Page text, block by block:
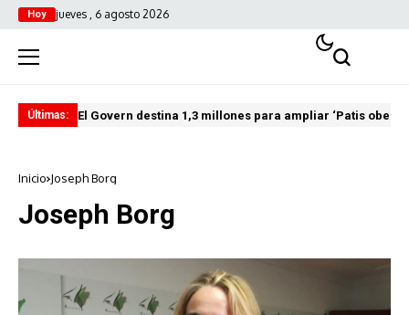
Hoy jueves , 6 agosto 2026
Últimas: El Govern destina 1,3 millones para ampliar ‘Patis
Inicio Joseph Borg
Joseph Borg